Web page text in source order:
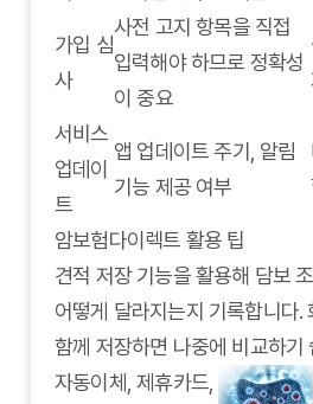
가입 심
사
사전 고지 항목을 직접
입력해야 하므로 정확성
이 중요
서비스
업데이
트
앱 업데이트 주기, 알림
기능 제공 여부
암보험다이렉트 활용 팁
견적 저장 기능을 활용해 담보
어떻게 달라지는지 기록합니다.
함께 저장하면 나중에 비교하기
자동이체, 제휴카드, 다계약 할